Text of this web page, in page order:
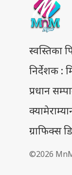
स्वस्तिका
निर्देशक :
प्रधान
ग्राफिक्स
©2026